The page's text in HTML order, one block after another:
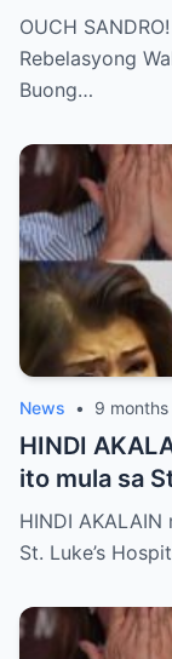
Buong
sa pagitan
OUCH
Rebelasyong
Buong…
News • 9
HINDI
ito mula sa St.
tahimik at
lungsod ng
komunidad,
Luke’s
HINDI
St. Luke’s